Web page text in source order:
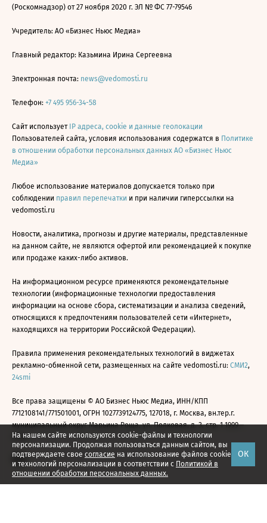
На нашем сайте используются cookie-файлы и технологии
персонализации. Продолжая пользоваться данным сайтом, вы
подтверждаете свое согласие на использование файлов cookie
и технологий персонализации в соответствии с Политикой в
отношении обработки персональных данных.
ОК
(Роскомнадзор) от 27 ноября 2020 г. ЭЛ № ФС 77-79546
Учредитель: АО «Бизнес Ньюс Медиа»
Главный редактор: Казьмина Ирина Сергеевна
Электронная почта: news@vedomosti.ru
Телефон: +7 495 956-34-58
Сайт использует IP адреса, cookie и данные геолокации
Пользователей сайта, условия использования содержатся в Политике
в отношении обработки персональных данных АО «Бизнес Ньюс
Медиа»
Любое использование материалов допускается только при
соблюдении правил перепечатки и при наличии гиперссылки на
vedomosti.ru
Новости, аналитика, прогнозы и другие материалы, представленные
на данном сайте, не являются офертой или рекомендацией к покупке
или продаже каких-либо активов.
На информационном ресурсе применяются рекомендательные
технологии (информационные технологии предоставления
информации на основе сбора, систематизации и анализа сведений,
относящихся к предпочтениям пользователей сети «Интернет»,
находящихся на территории Российской Федерации).
Правила применения рекомендательных технологий в виджетах
рекламно-обменной сети, размещенных на сайте vedomosti.ru: СМИ2,
24smi
Все права защищены © АО Бизнес Ньюс Медиа, ИНН/КПП
7712108141/771501001, ОГРН 1027739124775, 127018, г. Москва, вн.тер.г.
муниципальный округ Марьина Роща, ул. Полковая, д. 3, стр. 1 1999—
2026